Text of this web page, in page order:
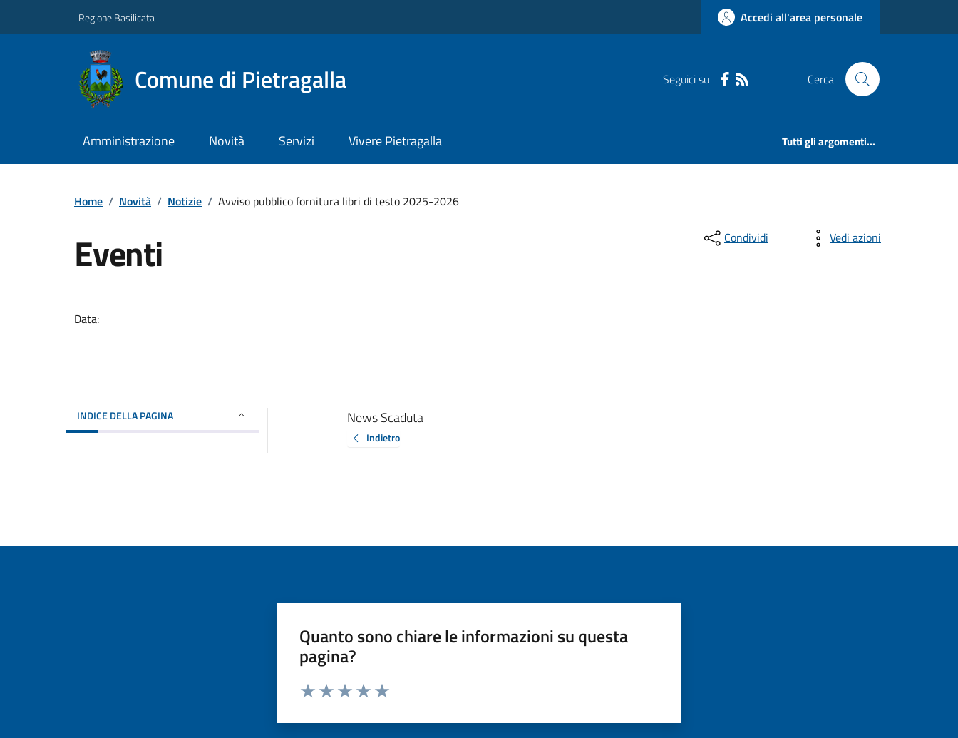
Regione Basilicata Accedi all'area personale
Comune di Pietragalla Seguici su Cerca
Amministrazione Novità Servizi Vivere Pietragalla Tutti gli argomenti...
Home / Novità / Notizie / Avviso pubblico fornitura libri di testo 2025-2026
Eventi
Data:
Condividi Vedi azioni
INDICE DELLA PAGINA News Scaduta
Indietro
Quanto sono chiare le informazioni su questa
pagina?
Valuta da 1 a 5 stelle la pagina